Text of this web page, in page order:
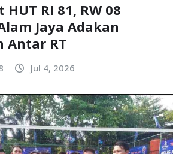
RI 81, RW 08
Jaya Adakan
Antar RT
Jul 4, 2026